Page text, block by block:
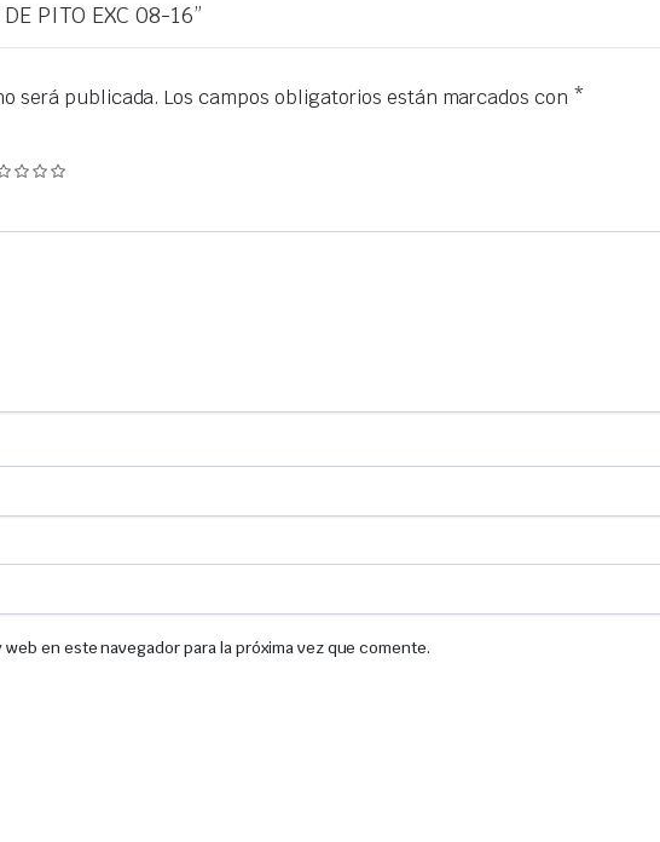
PITO EXC 08-16”
será publicada. Los campos obligatorios están marcados con *
en este navegador para la próxima vez que comente.